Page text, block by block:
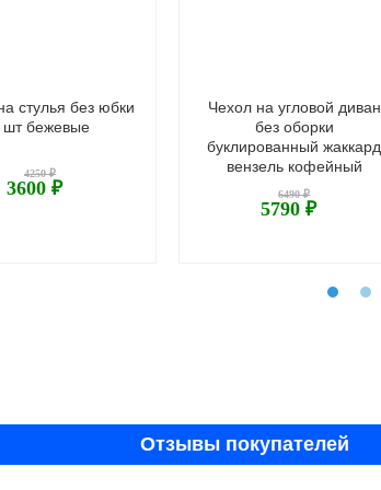
стулья без юбки
шт бежевые
4250 ₽
3600 ₽
Чехол на угловой диван
без оборки
буклированный жаккард
вензель кофейный
6490 ₽
5790 ₽
Отзывы покупателей